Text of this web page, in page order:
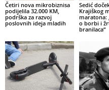
Četiri nova mikrobiznisa
podijelila 32.000 KM,
podrška za razvoj
poslovnih ideja mladih
Sedić
Krajiškog
maratona:
o borbi i
branilaca“